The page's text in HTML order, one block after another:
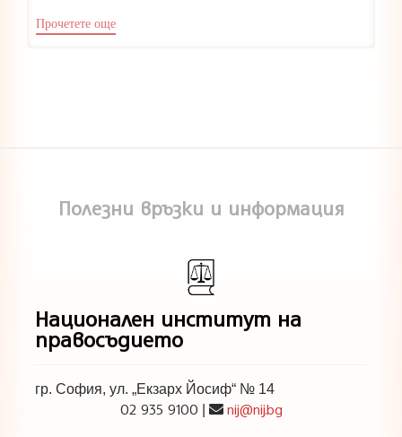
Прочетете още
Полезни връзки и информация
Национален институт на
правосъдието
гр. София, ул. „Екзарх Йосиф“ № 14
02 935 9100 nij@nij.bg